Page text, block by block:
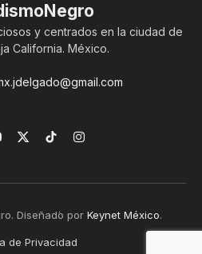
y centrados en la ciudad de
California. México.
X
TikTokInstagram
Diseñado por Keynet México.
de Privacidad